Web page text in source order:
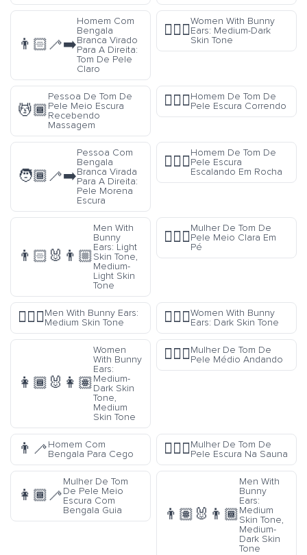
👨🏻‍🦯‍➡️
Homem Com
Bengala
Branca Virado
Para A Direita:
Tom De Pele
Claro
👯🏾‍♀️
Women With Bunny
Ears: Medium-Dark
Skin Tone
💆🏾
Pessoa De Tom De
Pele Meio Escura
Recebendo
Massagem
🏃🏿‍♂️Homem De Tom De
Pele Escura Correndo
🧑🏾‍🦯‍➡️
Pessoa Com
Bengala
Branca Virada
Para A Direita:
Pele Morena
Escura
🧗🏿‍♂️
Homem De Tom De
Pele Escura
Escalando Em Rocha
👨🏻‍🐰‍👨🏼
Men With
Bunny
Ears: Light
Skin Tone,
Medium-
Light Skin
Tone
🧍🏼‍♀️
Mulher De Tom De
Pele Meio Clara Em
Pé
👯🏽‍♂️Men With Bunny Ears:
Medium Skin Tone
👯🏿‍♀️Women With Bunny
Ears: Dark Skin Tone
👩🏾‍🐰‍👩🏽
Women
With Bunny
Ears:
Medium-
Dark Skin
Tone,
Medium
Skin Tone
🚶🏽‍♀️Mulher De Tom De
Pele Médio Andando
👨‍🦯Homem Com
Bengala Para Cego
🧖🏿‍♀️Mulher De Tom De
Pele Escura Na Sauna
👩🏾‍🦯
Mulher De Tom
De Pele Meio
Escura Com
Bengala Guia
👨🏽‍🐰‍👨🏾
Men With
Bunny
Ears:
Medium
Skin Tone,
Medium-
Dark Skin
Tone